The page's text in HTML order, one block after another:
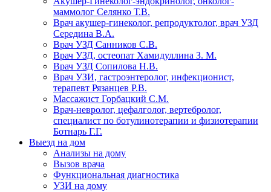
маммолог Селянко Т.В.
Врач акушер-гинеколог, репродуктолог, врач УЗД
Середина В.А.
Врач УЗД Санников С.В.
Врач УЗД, остеопат Хамидуллина З. М.
Врач УЗД Сопилова Н.В.
Врач УЗИ, гастроэнтеролог, инфекционист,
терапевт Рязанцев Р.В.
Массажист Горбацкий С.М.
Врач-невролог, цефалголог, вертебролог,
специалист по ботулинотерапии и физиотерапии
Ботнарь Г.Г.
Выезд на дом
Анализы на дому
Вызов врача
Функциональная диагностика
УЗИ на дому